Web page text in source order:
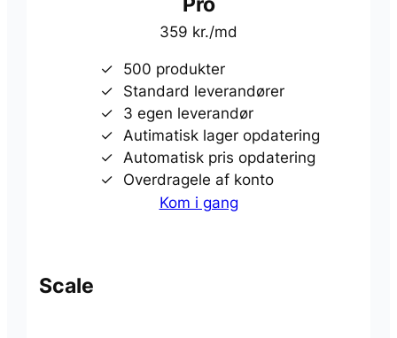
359 kr./md
500 produkter
Standard leverandører
3 egen leverandør
Autimatisk lager opdatering
Automatisk pris opdatering
Overdragele af konto
Kom i gang
Scale